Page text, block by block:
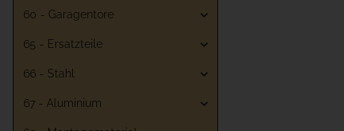
60 - Garagentore
65 - Ersatzteile
66 - Stahl
67 - Aluminium